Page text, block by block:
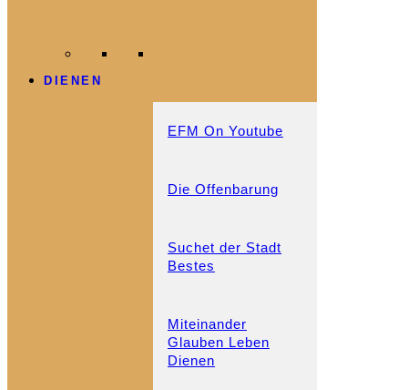
DIENEN
EFM On Youtube
Die Offenbarung
Suchet der Stadt
Bestes
Miteinander
Glauben Leben
Dienen